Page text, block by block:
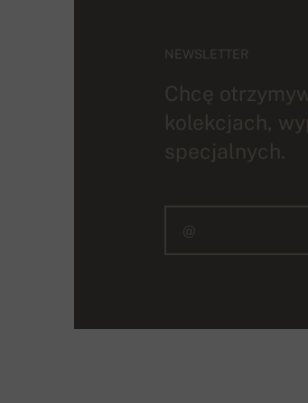
NEWSLETTER
Chcę
kolekcjach,
specjalnych.